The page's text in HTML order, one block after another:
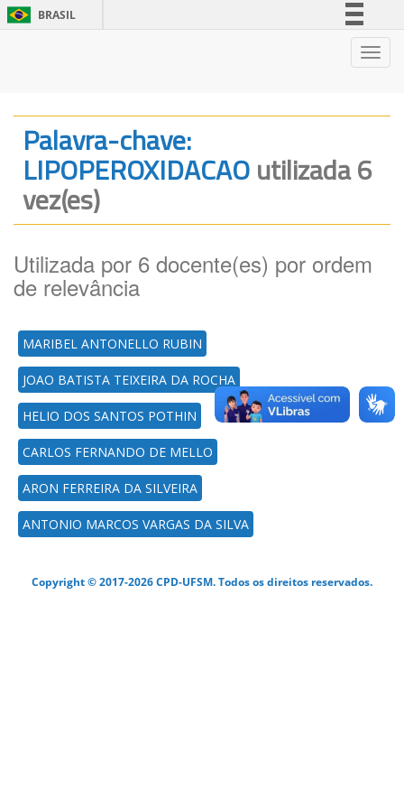
BRASIL
Canais
Palavra-chave:
LIPOPEROXIDACAOutilizada 6
vez(es)
Utilizada por 6 docente(es) por ordem
de relevância
MARIBEL ANTONELLO RUBIN
JOAO BATISTA TEIXEIRA DA ROCHA
HELIO DOS SANTOS POTHIN
CARLOS FERNANDO DE MELLO
ARON FERREIRA DA SILVEIRA
ANTONIO MARCOS VARGAS DA SILVA
Copyright © 2017-2026 CPD-UFSM. Todos os direitos reservados.